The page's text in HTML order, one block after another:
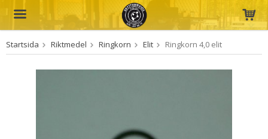
Produkten har blivit tillagd i varukorgen
Startsida Riktmedel Ringkorn Elit Ringkorn 4,0 elit